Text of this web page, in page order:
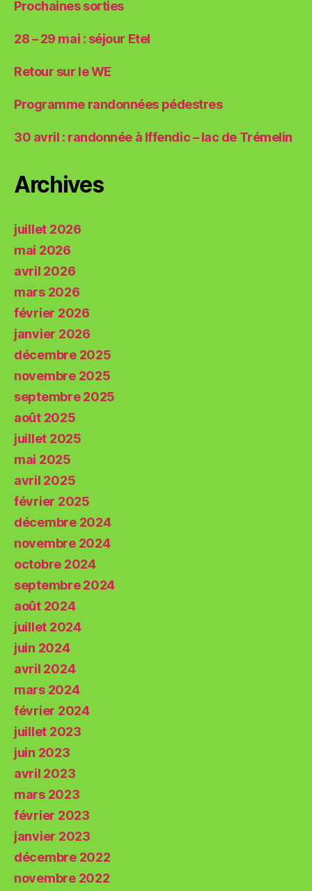
Prochaines sorties
28 – 29 mai : séjour Etel
Retour sur le WE
Programme randonnées pédestres
30 avril : randonnée à Iffendic – lac de Trémelin
Archives
juillet 2026
mai 2026
avril 2026
mars 2026
février 2026
janvier 2026
décembre 2025
novembre 2025
septembre 2025
août 2025
juillet 2025
mai 2025
avril 2025
février 2025
décembre 2024
novembre 2024
octobre 2024
septembre 2024
août 2024
juillet 2024
juin 2024
avril 2024
mars 2024
février 2024
juillet 2023
juin 2023
avril 2023
mars 2023
février 2023
janvier 2023
décembre 2022
novembre 2022